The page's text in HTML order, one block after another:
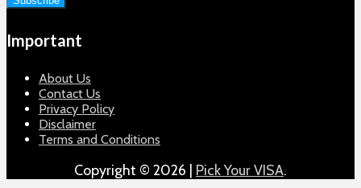
Important
About Us
Contact Us
Privacy Policy
Disclaimer
Terms and Conditions
Copyright © 2026 | Pick Your VISA.